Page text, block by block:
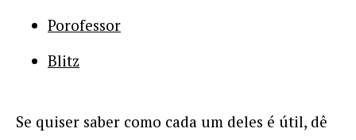
Porofessor
Blitz
Se quiser saber como cada um deles é útil, dê